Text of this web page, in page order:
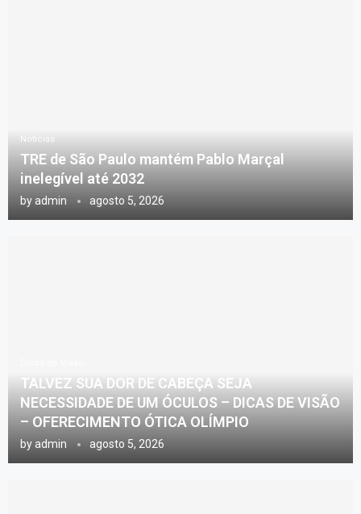
Notícias
TRE de São Paulo mantém Pablo Marçal
inelegível até 2032
by admin agosto 5, 2026
TALVEZ SUA DOR DE CABEÇA SEJA
NECESSIDADE DE UM ÓCULOS – DICAS DE VISÃO
– OFERECIMENTO ÓTICA OLÍMPIO
by admin agosto 5, 2026